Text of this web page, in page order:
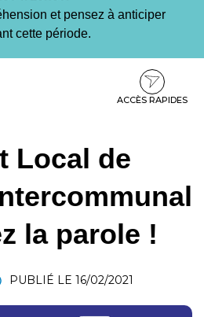
et pensez à anticiper
cette période.
ACCÈS RAPIDES
Local de
la parole !
PUBLIÉ LE 16/02/2021